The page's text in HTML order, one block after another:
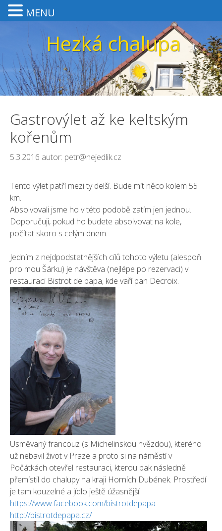
Hezká chalupa
Gastrovýlet až ke keltským
kořenům
5.3.2016 autor: petr@nejedlik.cz
Tento výlet patří mezi ty delší. Bude mít něco kolem 55
km.
Absolvovali jsme ho v této podobě zatím jen jednou.
Doporučuji, pokud ho budete absolvovat na kole,
počítat skoro s celým dnem.
Jedním z nejdpodstatnějších cílů tohoto výletu (alespoň
pro mou Šárku) je návštěva (nejlépe po rezervaci) v
restauraci Bistrot de papa, kde vaří pan Decroix.
Usměvaný francouz (s Michelinskou hvězdou), kterého
už nebavil život v Praze a proto si na náměstí v
Počátkách otevřel restauraci, kterou pak následně
přemístil do chalupy na kraji Horních Dubének. Prostředí
je tam kouzelné a jídlo ještě úžasnější.
https://www.facebook.com/bistrotdepapa
http://bistrotdepapa.cz/
MENU